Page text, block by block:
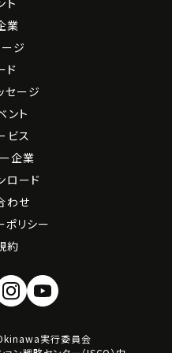
ト
業
ジ
ド
セージ
ント
ビス
企業
ロード
わせ
ポリシー
約
実行委員会